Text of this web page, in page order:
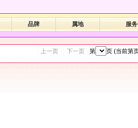
品牌 属地 服
上一页 下一页 第 页 (当前第